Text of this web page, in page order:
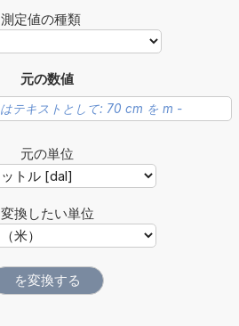
測定値の種類
元の数値
元の単位
変換したい単位